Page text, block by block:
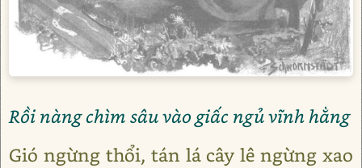
Rồi nàng chìm sâu vào giấc ngủ vĩnh hằng
Gió ngừng thổi, tán lá cây lê ngừng xao